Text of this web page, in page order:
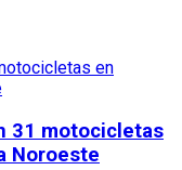
31 motocicletas
Noroeste